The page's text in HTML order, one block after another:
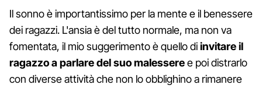
Il sonno è importantissimo per la mente e il benessere
dei ragazzi. L'ansia è del tutto normale, ma non va
fomentata, il mio suggerimento è quello diinvitare il
ragazzo a parlare del suo malesseree poi distrarlo
con diverse attività che non lo obblighino a rimanere